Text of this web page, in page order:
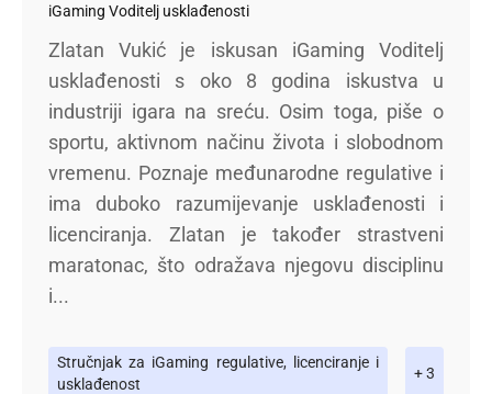
iGaming Voditelj usklađenosti
Zlatan Vukić je iskusan iGaming Voditelj
usklađenosti s oko 8 godina iskustva u
industriji igara na sreću. Osim toga, piše o
sportu, aktivnom načinu života i slobodnom
vremenu. Poznaje međunarodne regulative i
ima duboko razumijevanje usklađenosti i
licenciranja. Zlatan je također strastveni
maratonac, što odražava njegovu disciplinu
i...
Stručnjak za iGaming regulative, licenciranje i
usklađenost
+ 3